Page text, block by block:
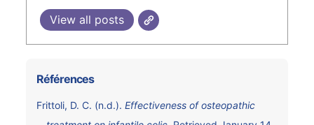
View all posts
Références
Frittoli, D. C. (n.d.). Effectiveness of osteopathic